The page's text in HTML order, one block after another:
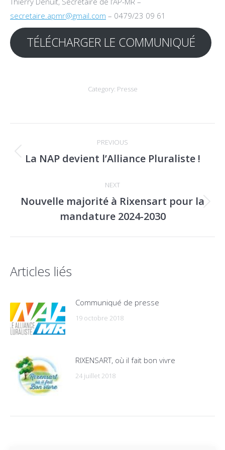
secretaire.apmr@gmail.com – 0479/23 09 61
TÉLÉCHARGER LE COMMUNIQUÉ
Category: Presse
navigation
PREVIOUS
Previous
La NAP devient l’Alliance Pluraliste !
NEXT
Next
post:
Nouvelle majorité à Rixensart pour la
mandature 2024-2030
Articles liés
Communiqué de presse
19 octobre 2018
RIXENSART, où il fait bon vivre
24 juillet 2018